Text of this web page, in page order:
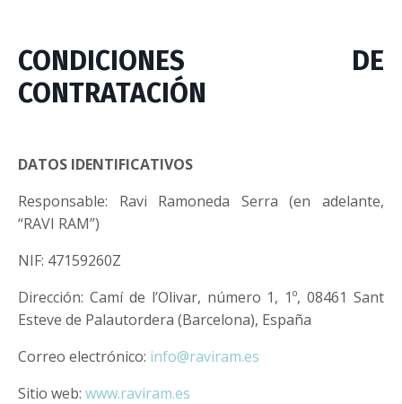
CONDICIONES DE
CONTRATACIÓN
DATOS IDENTIFICATIVOS
Responsable: Ravi Ramoneda Serra (en adelante,
“RAVI RAM”)
NIF: 47159260Z
Dirección: Camí de l’Olivar, número 1, 1º, 08461 Sant
Esteve de Palautordera (Barcelona), España
Correo electrónico: info@raviram.es
Sitio web: www.raviram.es